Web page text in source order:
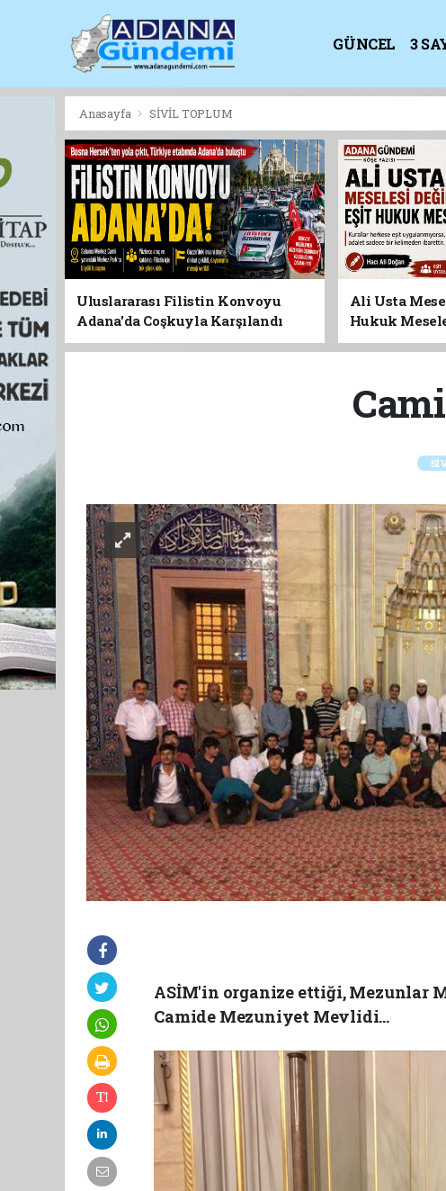
GÜNCEL 3
Anasayfa SİVİL TOPLUM
Uluslararası Filistin Konvoyu
Adana'da Coşkuyla Karşılandı
Ali Usta
Hukuk
ASİM'in organize ettiği, Mezunlar
Camide Mezuniyet Mevlidi...